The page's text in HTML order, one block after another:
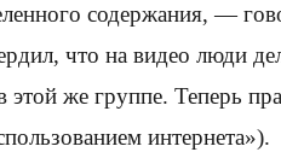
содержания, —
что на видео люди
этой же группе. Теперь
интернета»).